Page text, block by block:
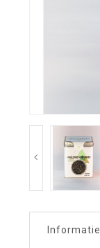
Informatie